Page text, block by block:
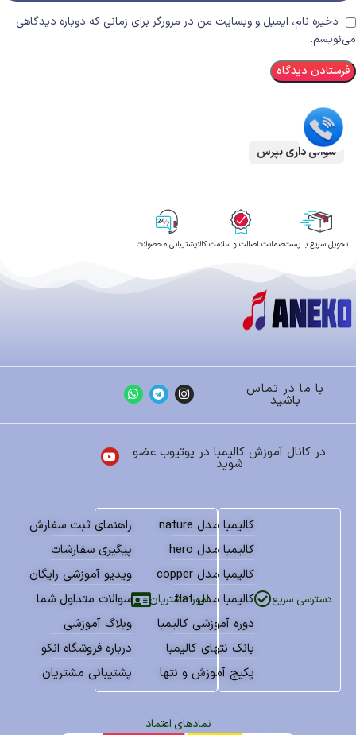
ذخیره نام، ایمیل و وبسایت من در مرورگر برای زمانی که دوباره دیدگاهی
می‌نویسم.
سوالی داری بپرس
تحویل سریع با پستضمانت اصالت و سلامت کالاپشتیبانی محصولات
با ما در تماس
باشید
در کانال آموزش کالیمبا در یوتیوب عضو
شوید
دسترسی سریع
کالیمبا مدل nature
کالیمبا مدل hero
کالیمبا مدل copper
کالیمبا مدل flat
دوره آموزشی کالیمبا
بانک نتهای کالیمبا
پکیج آموزش و نتها
امور مشتریان
راهنمای ثبت سفارش
پیگیری سفارشات
ویدیو آموزشی رایگان
سوالات متداول شما
وبلاگ آموزشی
درباره فروشگاه انکو
پشتیبانی مشتریان
نمادهای اعتماد